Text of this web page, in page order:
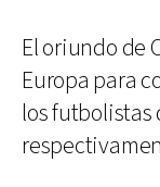
El oriundo de
Europa para
los futbolistas